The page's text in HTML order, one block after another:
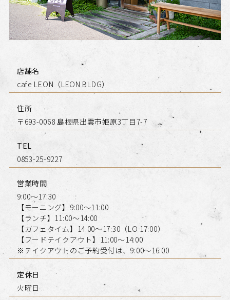
店舗名
cafe LEON（LEON BLDG）
住所
〒693-0068 島根県出雲市姫原3丁目7-7
TEL
0853-25-9227
営業時間
9:00～17:30
【モーニング】9:00～11:00
【ランチ】11:00～14:00
【カフェタイム】14:00～17:30（LO 17:00）
【フードテイクアウト】11:00～14:00
※テイクアウトのご予約受付は、9:00～16:00
定休日
火曜日